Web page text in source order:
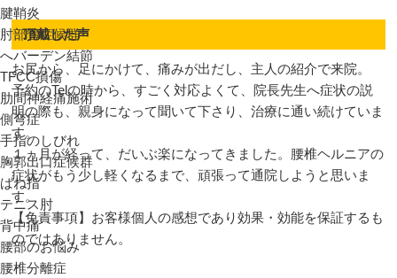
腱鞘炎
肘部管症候群
へバーデン結節
TFCC損傷
肋間神経痛施術
側弯症
手指のしびれ
胸郭出口症候群
ばね指
テニス肘
背中痛
腰部のお悩み
腰椎分離症
頂戴した声
お尻から、足にかけて、痛みが出だし、主人の紹介で来院。
予約のTelの時から、すごく対応よくて、院長先生へ症状の説
明の際も、親身になって聞いて下さり、治療に通い続けていま
す。
１ヵ月が経って、だいぶ楽になってきました。腰椎ヘルニアの
症状がもう少し軽くなるまで、頑張って通院しようと思いま
す。
【免責事項】お客様個人の感想であり効果・効能を保証するも
のではありません。